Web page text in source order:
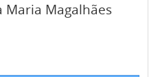
Maria Magalhães